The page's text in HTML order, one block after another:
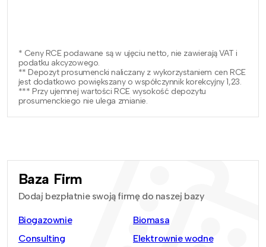
* Ceny RCE podawane są w ujęciu netto, nie zawierają VAT i
podatku akcyzowego.
** Depozyt prosumencki naliczany z wykorzystaniem cen RCE
jest dodatkowo powiększany o współczynnik korekcyjny 1,23.
*** Przy ujemnej wartości RCE wysokość depozytu
prosumenckiego nie ulega zmianie.
Baza Firm
Dodaj bezpłatnie swoją firmę do naszej bazy
Biogazownie
Biomasa
Consulting
Elektrownie wodne